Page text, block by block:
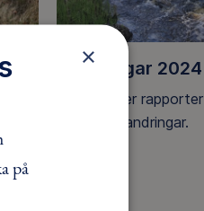
Vandringar 2024
Här kommer
populära vandringar.
×
på